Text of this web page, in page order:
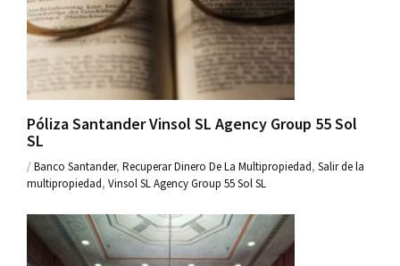
Póliza Santander Vinsol SL Agency Group 55 Sol
SL
/Banco Santander, Recuperar Dinero De La Multipropiedad, Salir de la
multipropiedad, Vinsol SL Agency Group 55 Sol SL